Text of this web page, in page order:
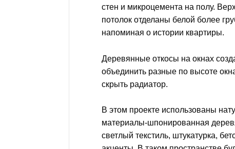
стен и микроцемента на полу.
потолок отделаны белой более
напоминая о истории квартиры.
Деревянные откосы на окнах
объединить разные по высоте
скрыть радиатор.
В этом проекте использованы
материалы-шпонированная
светлый текстиль, штукатурка,